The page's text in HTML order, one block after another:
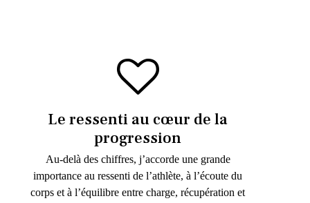
Le ressenti au cœur de la
progression
Au-delà des chiffres, j’accorde une grande
importance au ressenti de l’athlète, à l’écoute du
corps et à l’équilibre entre charge, récupération et